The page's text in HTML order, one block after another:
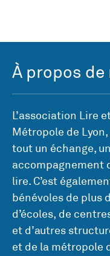
À propos de
L’association Lire
Métropole de
tout un échange,
accompagnement
lire. C’est
bénévoles de plus
d’écoles, de
et d’autres
et de la métropole